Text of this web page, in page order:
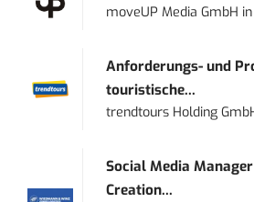
moveUP Media GmbH in
Anforderungs- und
touristische...
trendtours Holding
Social Media
Creation...